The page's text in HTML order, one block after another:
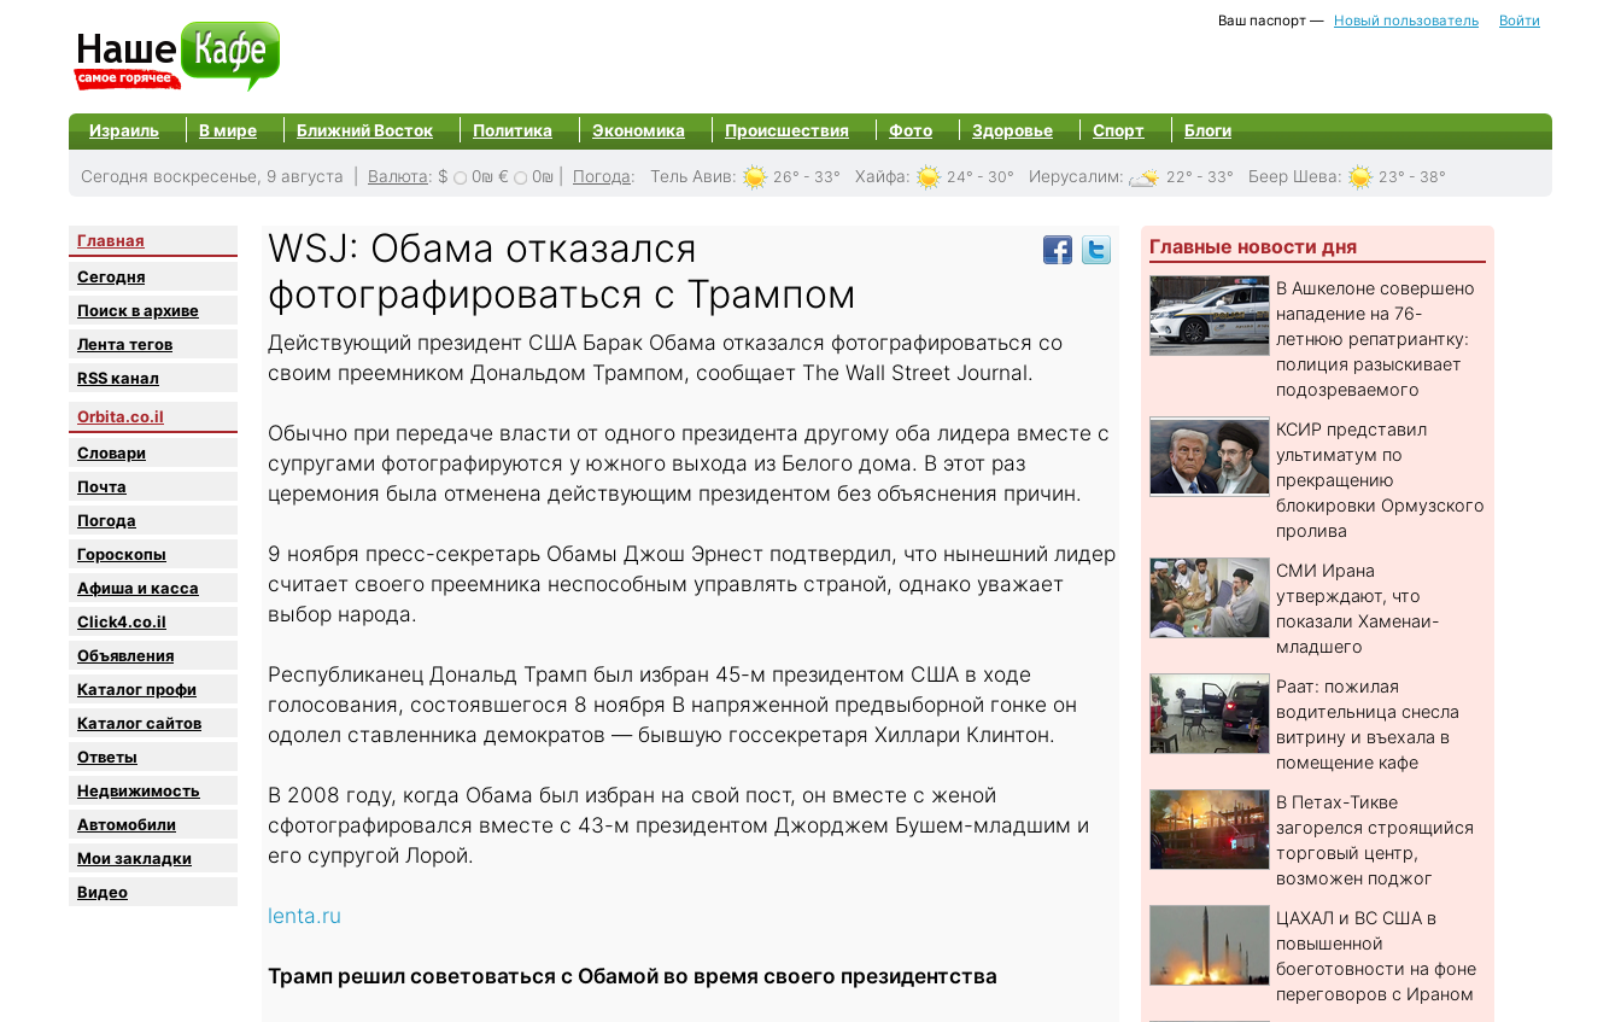
Ваш паспорт — Новый пользователь Войти
Израиль В мире Ближний Восток Политика Экономика Происшествия Фото Здоровье Спорт Блоги
Сегодня воскресенье, 9 августа | Валюта: $ 0₪ € 0₪ Погода: Тель Авив: 26° - 33° Хайфа: 24° - 30° Иерусалим: 22° - 33° Беер Шева: 23° - 38°
Главная
Сегодня
Поиск в архиве
Лента тегов
RSS канал
Orbita.co.il
Словари
Почта
Погода
Гороскопы
Афиша и касса
Click4.co.il
Объявления
Каталог профи
Каталог сайтов
Oтветы
Недвижимость
Автомобили
Мои закладки
Видео
WSJ: Обама отказался
фотографироваться с Трампом
Действующий президент США Барак Обама отказался фотографироваться со
своим преемником Дональдом Трампом, сообщает The Wall Street Journal.
Обычно при передаче власти от одного президента другому оба лидера вместе с
супругами фотографируются у южного выхода из Белого дома. В этот раз
церемония была отменена действующим президентом без объяснения причин.
9 ноября пресс-секретарь Обамы Джош Эрнест подтвердил, что нынешний лидер
считает своего преемника неспособным управлять страной, однако уважает
выбор народа.
Республиканец Дональд Трамп был избран 45-м президентом США в ходе
голосования, состоявшегося 8 ноября В напряженной предвыборной гонке он
одолел ставленника демократов — бывшую госсекретаря Хиллари Клинтон.
В 2008 году, когда Обама был избран на свой пост, он вместе с женой
сфотографировался вместе с 43-м президентом Джорджем Бушем-младшим и
его супругой Лорой.
lenta.ru
Трамп решил советоваться с Обамой во время своего президентства
Главные новости дня
В Ашкелоне совершено
нападение на 76-
летнюю репатриантку:
полиция разыскивает
подозреваемого
КСИР представил
ультиматум по
прекращению
блокировки Ормузского
пролива
СМИ Ирана
утверждают, что
показали Хаменаи-
младшего
Раат: пожилая
водительница снесла
витрину и въехала в
помещение кафе
В Петах-Тикве
загорелся строящийся
торговый центр,
возможен поджог
ЦАХАЛ и ВС США в
повышенной
боеготовности на фоне
переговоров с Ираном